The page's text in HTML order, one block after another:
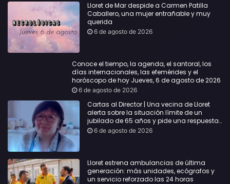
Lloret de Mar despide a Carmen Patilla
Caballero, una mujer entrañable y muy
querida
6 de agosto de 2026
Conoce el tiempo, la agenda, el santoral, los
días internacionales, las efemérides y el
horóscopo de hoy Jueves, 6 de agosto de 2026
6 de agosto de 2026
Cartas al Director | Una vecina de Lloret
alerta sobre la situación límite de un
jubilado de 65 años y pide una respuesta
urgente
6 de agosto de 2026
Lloret estrena ambulancias de última
generación: más unidades, ecógrafos y
un servicio reforzado las 24 horas